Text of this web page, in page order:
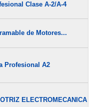
Clase A-2/A-4
de Motores...
Profesional A2
ELECTROMECANICA